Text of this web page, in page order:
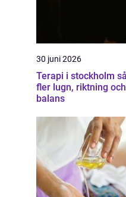
30 juni 2026
Terapi i stockholm så hittar
fler lugn, riktning och
balans